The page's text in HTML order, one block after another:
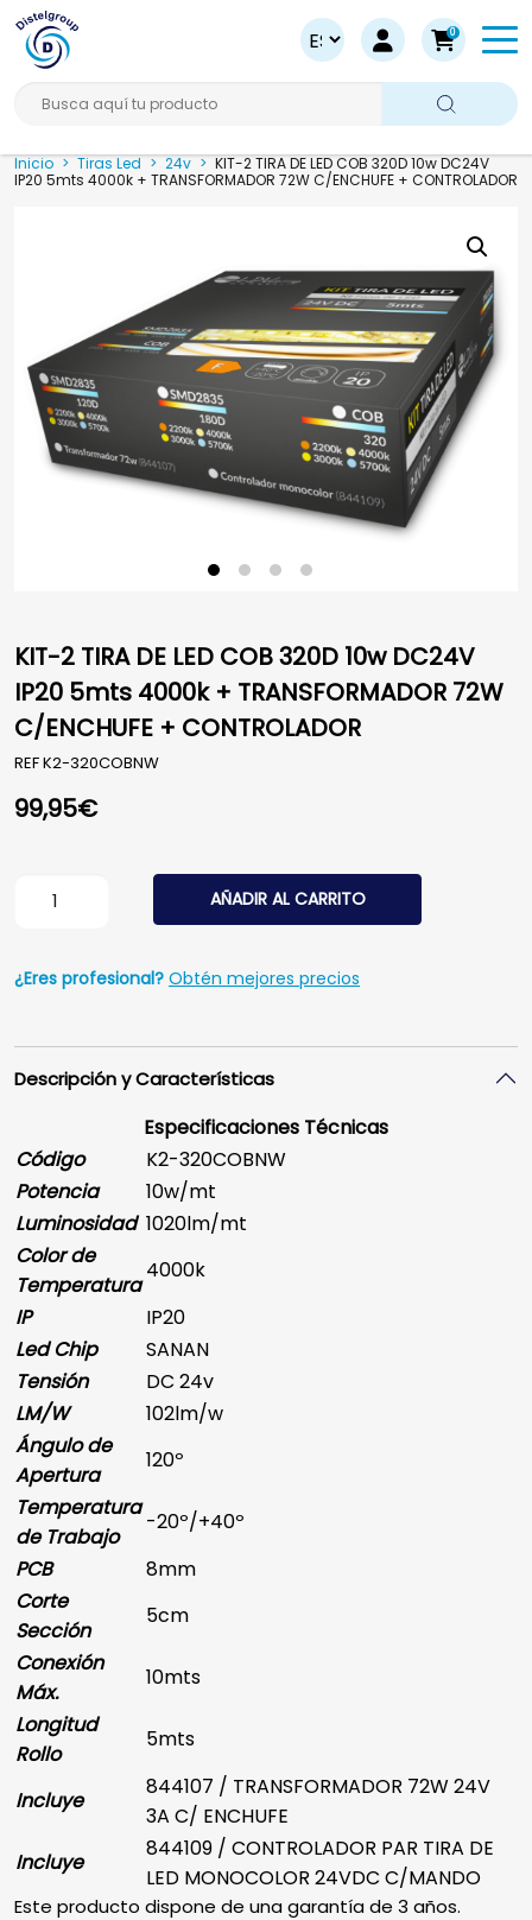
0
Busca aquí tu producto
Inicio > Tiras Led > 24v > KIT-2 TIRA DE LED COB 320D 10w DC24V
IP20 5mts 4000k + TRANSFORMADOR 72W C/ENCHUFE + CONTROLADOR
KIT-2 TIRA DE LED COB 320D 10w DC24V
IP20 5mts 4000k + TRANSFORMADOR 72W
C/ENCHUFE + CONTROLADOR
REFK2-320COBNW
99,95€
KIT-2 TIRA DE LED COB 320D 10w DC24V IP20 5mts
AÑADIR AL CARRITO
¿Eres profesional? Obtén mejores precios
Descripción y Características
Especificaciones Técnicas
Código
K2-320COBNW
Potencia
10w/mt
Luminosidad 1020lm/mt
Color de
Temperatura
4000k
IP
IP20
Led Chip
SANAN
Tensión
DC 24v
LM/W
102lm/w
Ángulo de
Apertura
120º
Temperatura
de Trabajo
-20º/+40º
PCB
8mm
Corte
Sección
5cm
Conexión
Máx.
10mts
Longitud
Rollo
5mts
Incluye
844107 / TRANSFORMADOR 72W 24V
3A C/ ENCHUFE
Incluye
844109 / CONTROLADOR PAR TIRA DE
LED MONOCOLOR 24VDC C/MANDO
Este producto dispone de una garantía de 3 años.